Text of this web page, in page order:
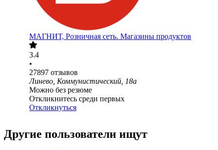
МАГНИТ, Розничная сеть. Магазины продуктов
3.4
•
27897 отзывов
Линево, Коммунистический, 18а
Можно без резюме
Откликнитесь среди первых
Откликнуться
Другие пользователи ищут